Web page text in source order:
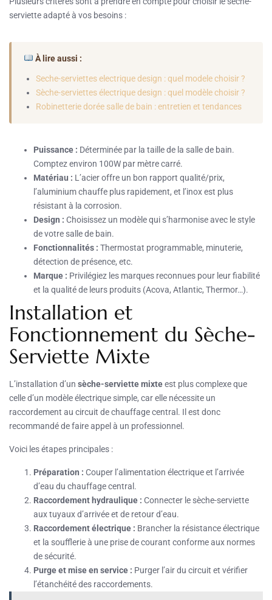
serviette adapté à vos besoins :
À lire aussi :
Seche-serviettes electrique design : quel modele choisir ?
Sèche-serviettes électrique design : quel modèle choisir ?
Robinetterie dorée salle de bain : entretien et tendances
Puissance : Déterminée par la taille de la salle de bain.
Comptez environ 100W par mètre carré.
Matériau : L’acier offre un bon rapport qualité/prix,
l’aluminium chauffe plus rapidement, et l’inox est plus
résistant à la corrosion.
Design : Choisissez un modèle qui s’harmonise avec le style
de votre salle de bain.
Fonctionnalités : Thermostat programmable, minuterie,
détection de présence, etc.
Marque : Privilégiez les marques reconnues pour leur fiabilité
et la qualité de leurs produits (Acova, Atlantic, Thermor…).
Installation et
Fonctionnement du Sèche-
Serviette Mixte
L’installation d’un sèche-serviette mixteest plus complexe que
celle d’un modèle électrique simple, car elle nécessite un
raccordement au circuit de chauffage central. Il est donc
recommandé de faire appel à un professionnel.
Voici les étapes principales :
Préparation : Couper l’alimentation électrique et l’arrivée
d’eau du chauffage central.
Raccordement hydraulique : Connecter le sèche-serviette
aux tuyaux d’arrivée et de retour d’eau.
Raccordement électrique : Brancher la résistance électrique
et la soufflerie à une prise de courant conforme aux normes
de sécurité.
Purge et mise en service : Purger l’air du circuit et vérifier
l’étanchéité des raccordements.